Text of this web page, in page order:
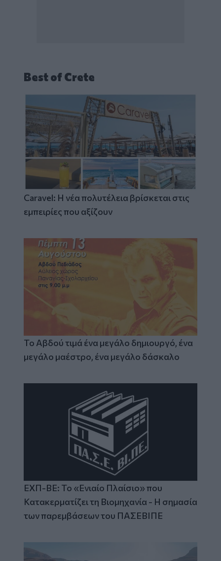
Best of Crete
Caravel: Η νέα πολυτέλεια βρίσκεται στις
εμπειρίες που αξίζουν
Το Αβδού τιμά ένα μεγάλο δημιουργό, ένα
μεγάλο μαέστρο, ένα μεγάλο δάσκαλο
ΕΧΠ-ΒΕ: Το «Ενιαίο Πλαίσιο» που
Κατακερματίζει τη Βιομηχανία - Η σημασία
των παρεμβάσεων του ΠΑΣΕΒΙΠΕ